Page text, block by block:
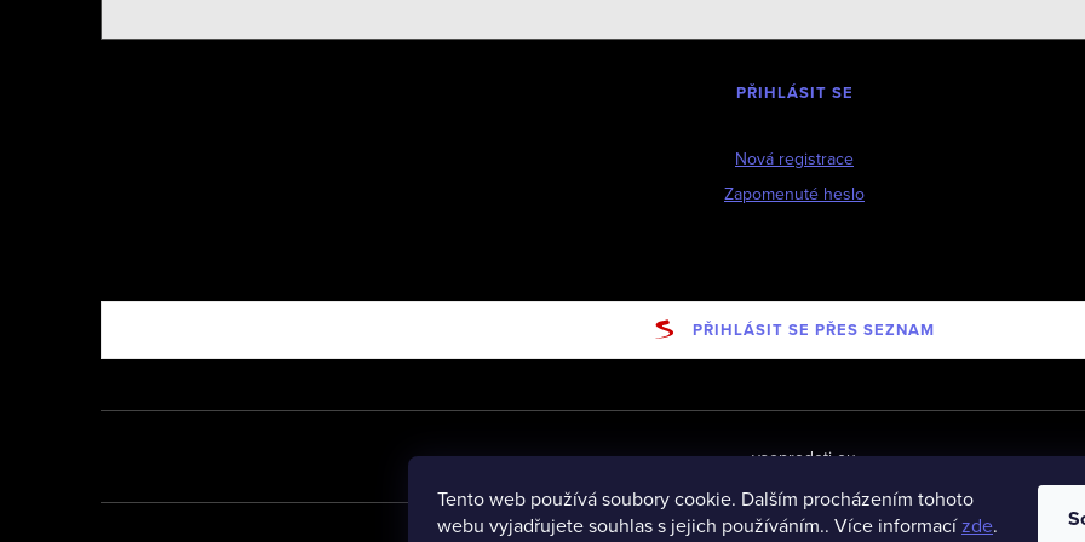
Tento web používá soubory cookie. Dalším procházením tohoto
webu vyjadřujete souhlas s jejich používáním.. Více informacízde.
PŘIHLÁSIT SE
Nová registrace
Zapomenuté heslo
PŘIHLÁSIT SE PŘES SEZNAM
vseprodeti-eu